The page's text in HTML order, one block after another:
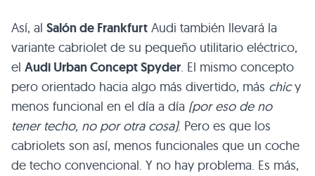
Así, al Salón de Frankfurt Audi también llevará la
variante cabriolet de su pequeño utilitario eléctrico,
el Audi Urban Concept Spyder. El mismo concepto
pero orientado hacia algo más divertido, más chicy
menos funcional en el día a día (por eso de no
tener techo, no por otra cosa). Pero es que los
cabriolets son así, menos funcionales que un coche
de techo convencional. Y no hay problema. Es más,